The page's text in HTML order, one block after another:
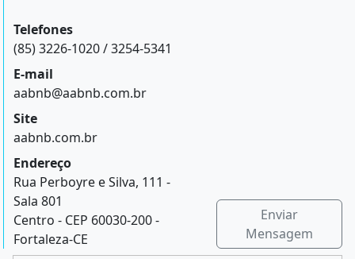
Telefones
(85) 3226-1020 / 3254-5341
E-mail
aabnb@aabnb.com.br
Site
aabnb.com.br
Endereço
Rua Perboyre e Silva, 111 -
Sala 801
Centro - CEP 60030-200 -
Fortaleza-CE
Enviar
Mensagem